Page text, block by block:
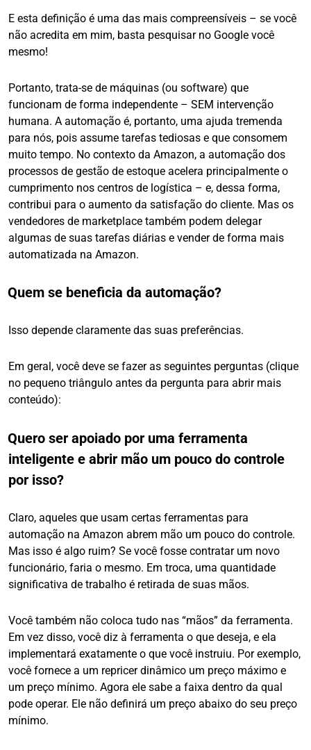
E esta definição é uma das mais compreensíveis – se você
não acredita em mim, basta pesquisar no Google você
mesmo!
Portanto, trata-se de máquinas (ou software) que
funcionam de forma independente – SEM intervenção
humana. A automação é, portanto, uma ajuda tremenda
para nós, pois assume tarefas tediosas e que consomem
muito tempo. No contexto da Amazon, a automação dos
processos de gestão de estoque acelera principalmente o
cumprimento nos centros de logística – e, dessa forma,
contribui para o aumento da satisfação do cliente. Mas os
vendedores de marketplace também podem delegar
algumas de suas tarefas diárias e vender de forma mais
automatizada na Amazon.
Quem se beneficia da automação?
Isso depende claramente das suas preferências.
Em geral, você deve se fazer as seguintes perguntas (clique
no pequeno triângulo antes da pergunta para abrir mais
conteúdo):
Quero ser apoiado por uma ferramenta
inteligente e abrir mão um pouco do controle
por isso?
Claro, aqueles que usam certas ferramentas para
automação na Amazon abrem mão um pouco do controle.
Mas isso é algo ruim? Se você fosse contratar um novo
funcionário, faria o mesmo. Em troca, uma quantidade
significativa de trabalho é retirada de suas mãos.
Você também não coloca tudo nas “mãos” da ferramenta.
Em vez disso, você diz à ferramenta o que deseja, e ela
implementará exatamente o que você instruiu. Por exemplo,
você fornece a um repricer dinâmico um preço máximo e
um preço mínimo. Agora ele sabe a faixa dentro da qual
pode operar. Ele não definirá um preço abaixo do seu preço
mínimo.